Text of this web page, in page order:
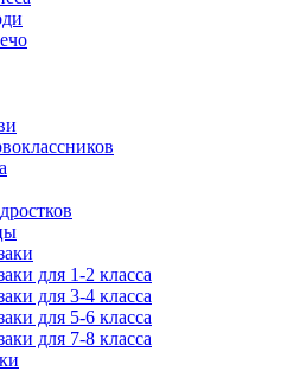
для 1-2 класса
для 3-4 класса
для 5-6 класса
для 7-8 класса